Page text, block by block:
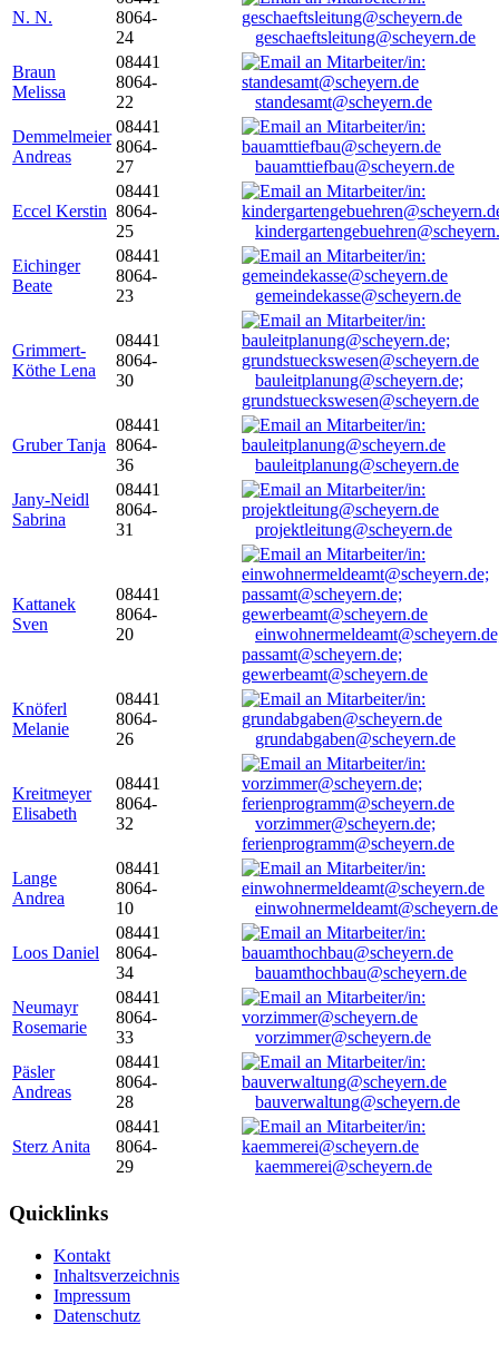
N. N.
8064-
24
geschaeftsleitung@scheyern.de
Braun
Melissa
08441
8064-
22
standesamt@scheyern.de
Demmelmeier
Andreas
08441
8064-
27
bauamttiefbau@scheyern.de
Eccel Kerstin
08441
8064-
25
Eichinger
Beate
08441
8064-
23
gemeindekasse@scheyern.de
Grimmert-
Köthe Lena
08441
8064-
30
bauleitplanung@scheyern.de;
grundstueckswesen@scheyern.de
Gruber Tanja
08441
8064-
36
bauleitplanung@scheyern.de
Jany-Neidl
Sabrina
08441
8064-
31
projektleitung@scheyern.de
Kattanek
Sven
08441
8064-
20
passamt@scheyern.de;
gewerbeamt@scheyern.de
Knöferl
Melanie
08441
8064-
26
grundabgaben@scheyern.de
Kreitmeyer
Elisabeth
08441
8064-
32
vorzimmer@scheyern.de;
ferienprogramm@scheyern.de
Lange
Andrea
08441
8064-
10
einwohnermeldeamt@scheyern.de
Loos Daniel
08441
8064-
34
bauamthochbau@scheyern.de
Neumayr
Rosemarie
08441
8064-
33
vorzimmer@scheyern.de
Päsler
Andreas
08441
8064-
28
bauverwaltung@scheyern.de
Sterz Anita
08441
8064-
29
kaemmerei@scheyern.de
Quicklinks
Kontakt
Inhaltsverzeichnis
Impressum
Datenschutz